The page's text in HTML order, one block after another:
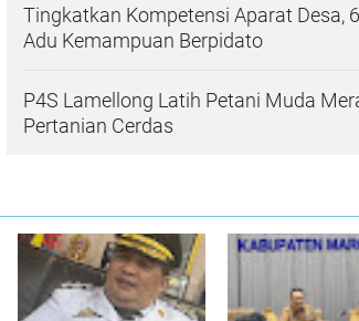
Tingkatkan Kompetensi Aparat Desa,
Adu Kemampuan Berpidato
P4S Lamellong Latih Petani Muda
Pertanian Cerdas